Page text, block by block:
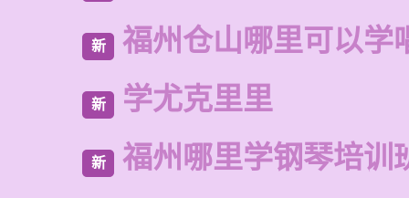
新 福州仓山哪里可以学
新 学尤克里里
新 福州哪里学钢琴培训